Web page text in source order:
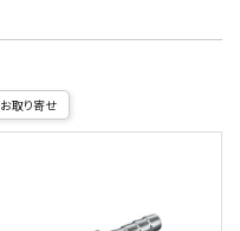
お取り寄せ